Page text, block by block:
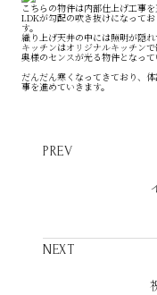
こちらの物件は内部仕上げ工事を
LDKが勾配の吹き抜けになって
す。
織り上げ天井の中には照明が隠
キッチンはオリジナルキッチンで
奥様のセンスが光る物件となって
だんだん寒くなってきており、
事を進めていきます。
PREV
NEXT